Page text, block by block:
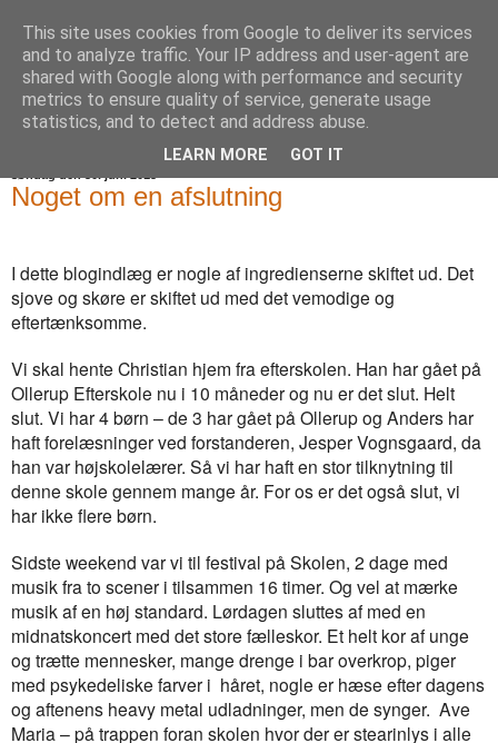
Blommesblog
Noget om en afslutning
I dette blogindlæg er nogle af ingredienserne skiftet ud. Det
sjove og skøre er skiftet ud med det vemodige og
eftertænksomme.
Vi skal hente Christian hjem fra efterskolen. Han har gået på
Ollerup Efterskole nu i 10 måneder og nu er det slut. Helt
slut. Vi har 4 børn – de 3 har gået på Ollerup og Anders har
haft forelæsninger ved forstanderen, Jesper Vognsgaard, da
han var højskolelærer. Så vi har haft en stor tilknytning til
denne skole gennem mange år. For os er det også slut, vi
har ikke flere børn.
Sidste weekend var vi til festival på Skolen, 2 dage med
musik fra to scener i tilsammen 16 timer. Og vel at mærke
musik af en høj standard. Lørdagen sluttes af med en
midnatskoncert med det store fælleskor. Et helt kor af unge
og trætte mennesker, mange drenge i bar overkrop, piger
med psykedeliske farver i håret, nogle er hæse efter dagens
og aftenens heavy metal udladninger, men de synger. Ave
Maria – på trappen foran skolen hvor der er stearinlys i alle
This site uses cookies from Google to deliver its services
and to analyze traffic. Your IP address and user-agent are
shared with Google along with performance and security
metrics to ensure quality of service, generate usage
statistics, and to detect and address abuse.
LEARN MORE GOT IT